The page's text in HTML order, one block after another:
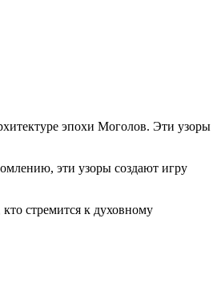
эпохи Моголов. Эти узоры
эти узоры создают игру
стремится к духовному